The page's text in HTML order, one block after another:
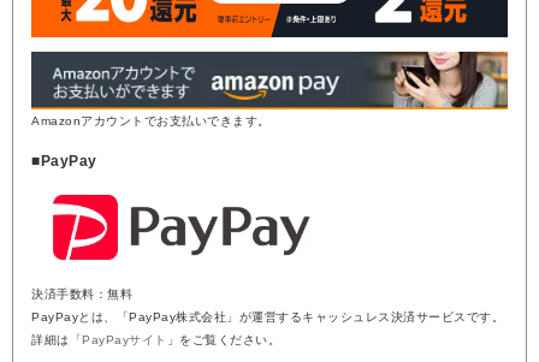
Amazonアカウントでお支払いできます。
■PayPay
決済手数料：無料
PayPayとは、「PayPay株式会社」が運営するキャッシュレス決済サービスです。
詳細は「PayPayサイト 」をご覧ください。